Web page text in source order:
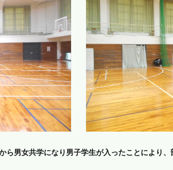
ら男女共学になり男子学生が入ったことにより